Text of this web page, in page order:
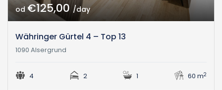
od €125,00/day
Währinger Gürtel 4 – Top 13
1090 Alsergrund
4 2 1 60 m2